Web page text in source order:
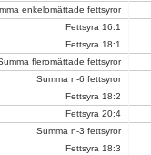
enkelomättade fettsyror
Fettsyra 16:1
Fettsyra 18:1
fleromättade fettsyror
Summa n-6 fettsyror
Fettsyra 18:2
Fettsyra 20:4
Summa n-3 fettsyror
Fettsyra 18:3